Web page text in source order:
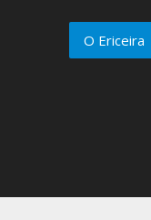
O Ericeira